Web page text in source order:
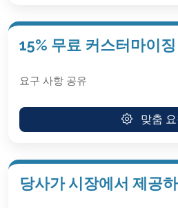
15% 무료 커스터마이징
요구 사항 공유
맞춤 요
당사가 시장에서 제공